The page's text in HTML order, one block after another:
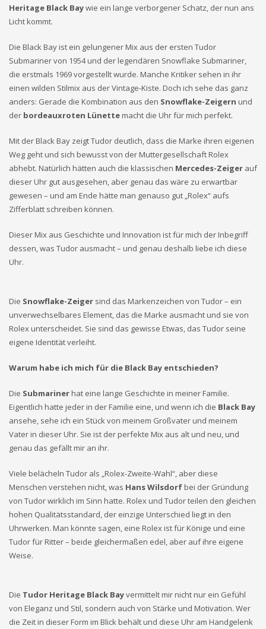
Heritage Black Baywie ein lange verborgener Schatz, der nun ans
Licht kommt.
Die Black Bay ist ein gelungener Mix aus der ersten Tudor
Submariner von 1954 und der legendären Snowflake Submariner,
die erstmals 1969 vorgestellt wurde. Manche Kritiker sehen in ihr
einen wilden Stilmix aus der Vintage-Kiste. Doch ich sehe das ganz
anders: Gerade die Kombination aus den Snowflake-Zeigern und
der bordeauxroten Lünettemacht die Uhr für mich perfekt.
Mit der Black Bay zeigt Tudor deutlich, dass die Marke ihren eigenen
Weg geht und sich bewusst von der Muttergesellschaft Rolex
abhebt. Natürlich hätten auch die klassischen Mercedes-Zeiger auf
dieser Uhr gut ausgesehen, aber genau das wäre zu erwartbar
gewesen – und am Ende hätte man genauso gut „Rolex“ aufs
Zifferblatt schreiben können.
Dieser Mix aus Geschichte und Innovation ist für mich der Inbegriff
dessen, was Tudor ausmacht – und genau deshalb liebe ich diese
Uhr.
Die Snowflake-Zeiger sind das Markenzeichen von Tudor – ein
unverwechselbares Element, das die Marke ausmacht und sie von
Rolex unterscheidet. Sie sind das gewisse Etwas, das Tudor seine
eigene Identität verleiht.
Warum habe ich mich für die Black Bay entschieden?
Die Submarinerhat eine lange Geschichte in meiner Familie.
Eigentlich hatte jeder in der Familie eine, und wenn ich die Black Bay
ansehe, sehe ich ein Stück von meinem Großvater und meinem
Vater in dieser Uhr. Sie ist der perfekte Mix aus alt und neu, und
genau das gefällt mir an ihr.
Viele belächeln Tudor als „Rolex-Zweite-Wahl“, aber diese
Menschen verstehen nicht, was Hans Wilsdorfbei der Gründung
von Tudor wirklich im Sinn hatte. Rolex und Tudor teilen den gleichen
hohen Qualitätsstandard, der einzige Unterschied liegt in den
Uhrwerken. Man könnte sagen, eine Rolex ist für Könige und eine
Tudor für Ritter – beide gleichermaßen edel, aber auf ihre eigene
Weise.
Die Tudor Heritage Black Bayvermittelt mir nicht nur ein Gefühl
von Eleganz und Stil, sondern auch von Stärke und Motivation. Wer
die Zeit in dieser Form im Blick behält und diese Uhr am Handgelenk